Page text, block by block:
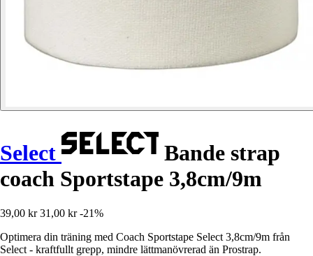
Select
Bande strap
coach Sportstape 3,8cm/9m
39,00 kr 31,00 kr -21%
Optimera din träning med Coach Sportstape Select 3,8cm/9m från
Select - kraftfullt grepp, mindre lättmanövrerad än Prostrap.